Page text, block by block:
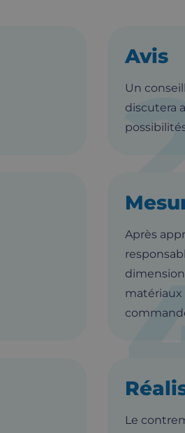
Avis
Un
discutera
Après
matériaux
Le